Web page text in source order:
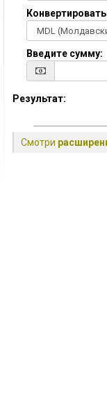
Конвертировать
Введите сумму:
Результат:
Смотри